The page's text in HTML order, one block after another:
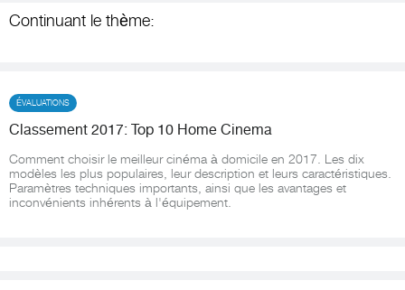
Continuant le thème:
ÉVALUATIONS
Classement 2017: Top 10 Home Cinema
Comment choisir le meilleur cinéma à domicile en 2017. Les dix
modèles les plus populaires, leur description et leurs caractéristiques.
Paramètres techniques importants, ainsi que les avantages et
inconvénients inhérents à l'équipement.